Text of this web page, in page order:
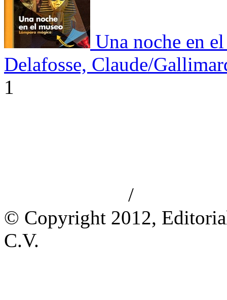
Una noche en
Delafosse, Claude/
1
/
© Copyright 2012,
C.V.